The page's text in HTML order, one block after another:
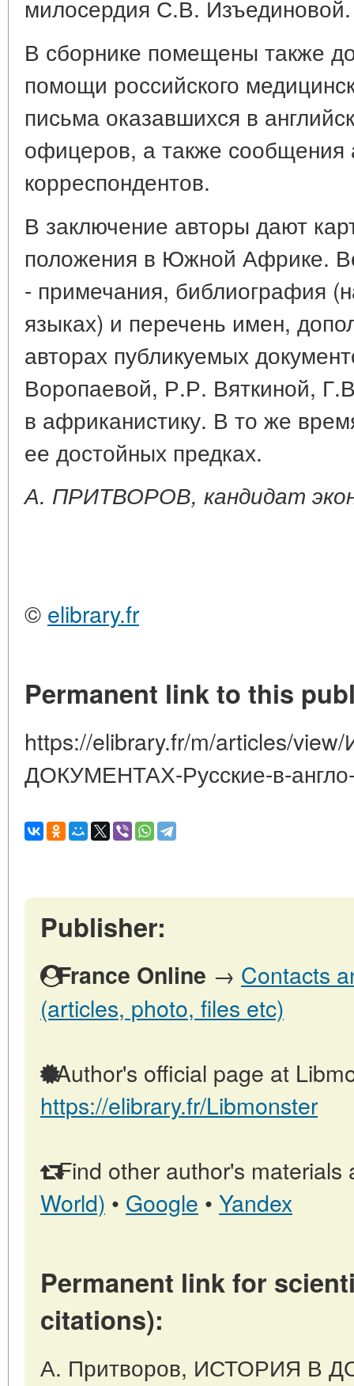
милосердия С.В. Изъединовой.
В сборнике помещены также
помощи российского
письма оказавшихся в
офицеров, а также сообщения
корреспондентов.
В заключение авторы дают
положения в Южной Африке.
- примечания, библиография
языках) и перечень имен,
авторах публикуемых
Воропаевой, Р.Р. Вяткиной,
в африканистику. В то же
ее достойных предках.
А. ПРИТВОРОВ, кандидат
© elibrary.fr
Permanent link to this
https://elibrary.fr/m/articles/
ДОКУМЕНТАХ-Русские-в-
Publisher:
France Online → Contacts
(articles, photo, files etc)
Author's official page at
https://elibrary.fr/Libmonster
Find other author's materials
World) • Google • Yandex
Permanent link for
citations):
А. Притворов, ИСТОРИЯ В